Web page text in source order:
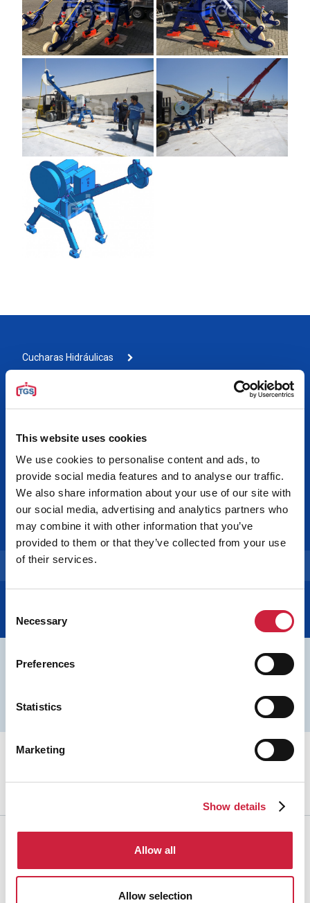
This website uses cookies
We use cookies to personalise content and ads, to
provide social media features and to analyse our traffic.
We also share information about your use of our site with
our social media, advertising and analytics partners who
may combine it with other information that you’ve
provided to them or that they’ve collected from your use
of their services.
Selection
Necessary
Preferences
Statistics
Marketing
Show details
Allow all
Allow selection
Cucharas Hidráulicas
Cucharas Electrohidráulicas
Materiales de Salvamento
Rudomatic Taglines / Cable de Maniobra
Hydraulic Power Units
Otros
¡Solicite una cotización sin compromiso
Solicite cotización
Por favor mire nuestro video de la
compañía